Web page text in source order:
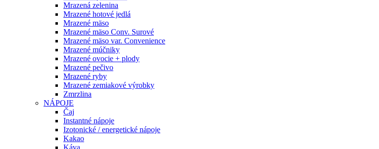
Mrazená zelenina
Mrazené hotové jedlá
Mrazené mäso
Mrazené mäso Conv. Surové
Mrazené mäso var. Convenience
Mrazené múčniky
Mrazené ovocie + plody
Mrazené pečivo
Mrazené ryby
Mrazené zemiakové výrobky
Zmrzlina
NÁPOJE
Čaj
Instantné nápoje
Izotonické / energetické nápoje
Kakao
Káva